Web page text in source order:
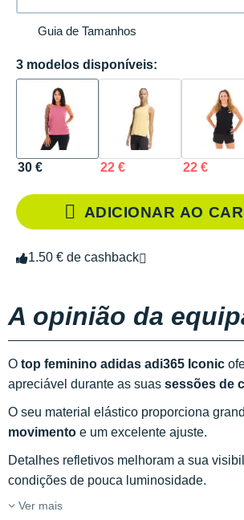
Guia de Tamanhos
3 modelos disponíveis:
30 € 22 € 22 €
ADICIONAR AO
1.50 € de cashback
A opinião da
O top feminino adidas adi365 Iconic
apreciável durante as suas sessões de
O seu material elástico proporciona
movimento e um excelente ajuste.
Detalhes refletivos melhoram a sua
condições de pouca luminosidade.
Ver mais